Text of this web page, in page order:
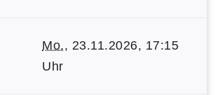
Mo., 23.11.2026, 17:15
Uhr